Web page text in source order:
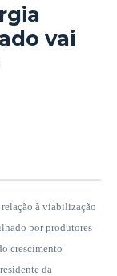
vai
à viabilização
por produtores
crescimento
da